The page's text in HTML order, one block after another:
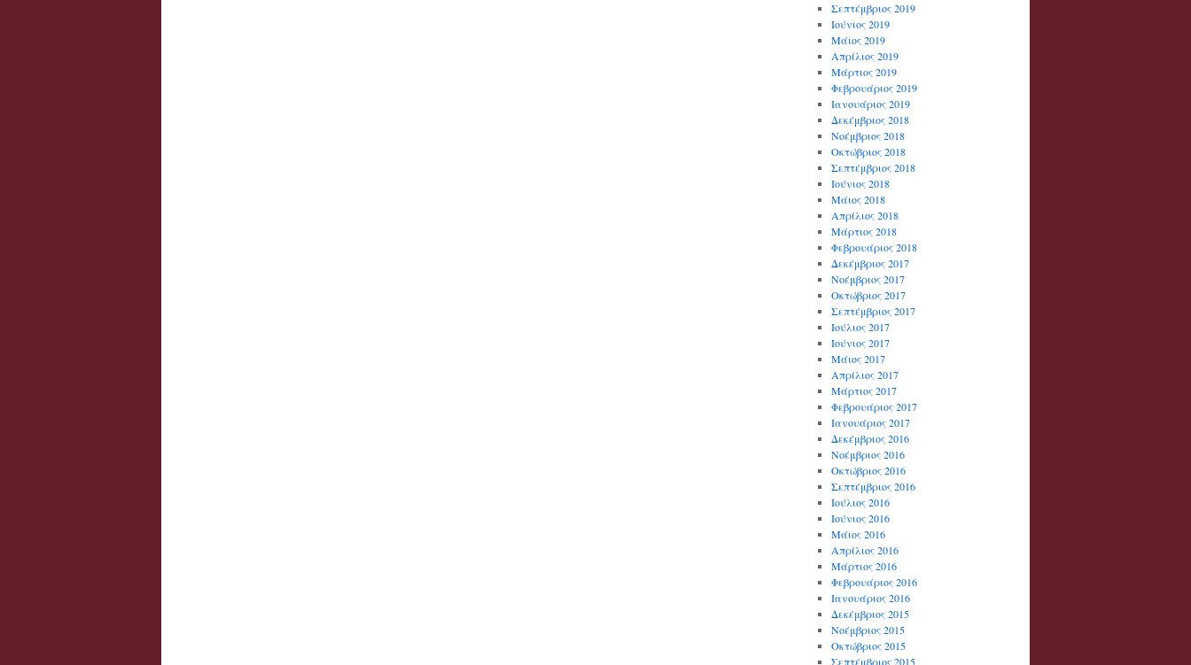
Σεπτέμβριος 2019
Ιούνιος 2019
Μάιος 2019
Απρίλιος 2019
Μάρτιος 2019
Φεβρουάριος 2019
Ιανουάριος 2019
Δεκέμβριος 2018
Νοέμβριος 2018
Οκτώβριος 2018
Σεπτέμβριος 2018
Ιούνιος 2018
Μάιος 2018
Απρίλιος 2018
Μάρτιος 2018
Φεβρουάριος 2018
Δεκέμβριος 2017
Νοέμβριος 2017
Οκτώβριος 2017
Σεπτέμβριος 2017
Ιούλιος 2017
Ιούνιος 2017
Μάιος 2017
Απρίλιος 2017
Μάρτιος 2017
Φεβρουάριος 2017
Ιανουάριος 2017
Δεκέμβριος 2016
Νοέμβριος 2016
Οκτώβριος 2016
Σεπτέμβριος 2016
Ιούλιος 2016
Ιούνιος 2016
Μάιος 2016
Απρίλιος 2016
Μάρτιος 2016
Φεβρουάριος 2016
Ιανουάριος 2016
Δεκέμβριος 2015
Νοέμβριος 2015
Οκτώβριος 2015
Σεπτέμβριος 2015